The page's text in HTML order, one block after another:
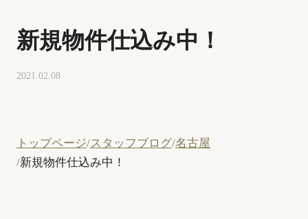
新規物件仕込み中！
2021.02.08
トップページ スタッフブログ 名古屋
新規物件仕込み中！